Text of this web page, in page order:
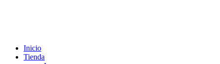
Inicio
Tienda